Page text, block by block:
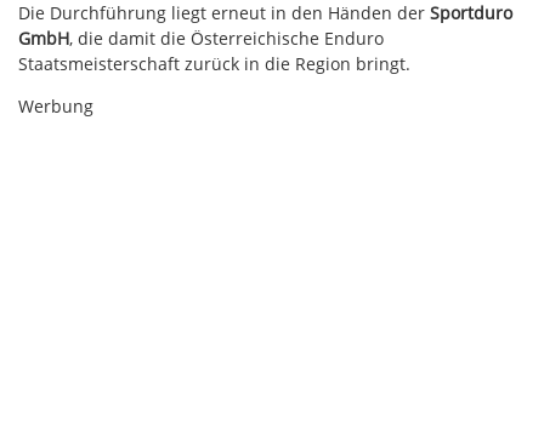
Die Durchführung liegt erneut in den Händen der Sportduro
GmbH, die damit die Österreichische Enduro
Staatsmeisterschaft zurück in die Region bringt.
Werbung